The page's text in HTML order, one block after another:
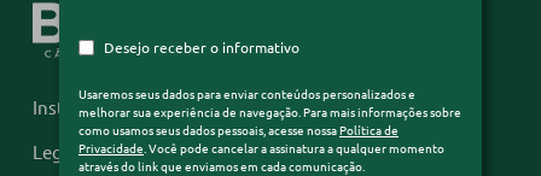
Institucional
Legislação
Desejo receber o informativo
Usaremos seus dados para enviar conteúdos personalizados e
melhorar sua experiência de navegação. Para mais informações sobre
como usamos seus dados pessoais, acesse nossaPolítica de
Privacidade . Você pode cancelar a assinatura a qualquer momento
através do link que enviamos em cada comunicação.